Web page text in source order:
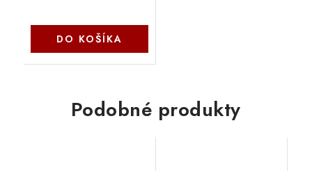
DO KOŠÍKA
Podobné produkty